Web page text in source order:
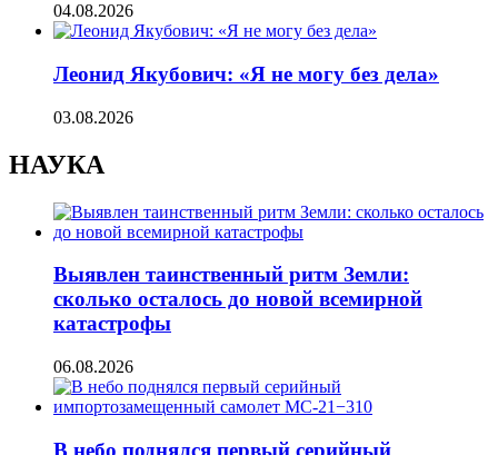
04.08.2026
Леонид Якубович: «Я не могу без дела»
03.08.2026
НАУКА
Выявлен таинственный ритм Земли:
сколько осталось до новой всемирной
катастрофы
06.08.2026
В небо поднялся первый серийный